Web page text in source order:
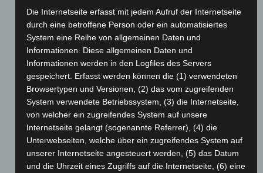
Die Internetseite erfasst mit jedem Aufruf der Internetseite
durch eine betroffene Person oder ein automatisiertes
System eine Reihe von allgemeinen Daten und
Informationen. Diese allgemeinen Daten und
Informationen werden in den Logfiles des Servers
gespeichert. Erfasst werden können die (1) verwendeten
Browsertypen und Versionen, (2) das vom zugreifenden
System verwendete Betriebssystem, (3) die Internetseite,
von welcher ein zugreifendes System auf unsere
Internetseite gelangt (sogenannte Referrer), (4) die
Unterwebseiten, welche über ein zugreifendes System auf
unserer Internetseite angesteuert werden, (5) das Datum
und die Uhrzeit eines Zugriffs auf die Internetseite, (6) eine